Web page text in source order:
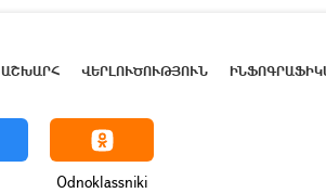
ԱՇԽԱՐՀ ՎԵՐԼՈՒԾՈՒԹՅՈՒՆ
Odnoklassniki